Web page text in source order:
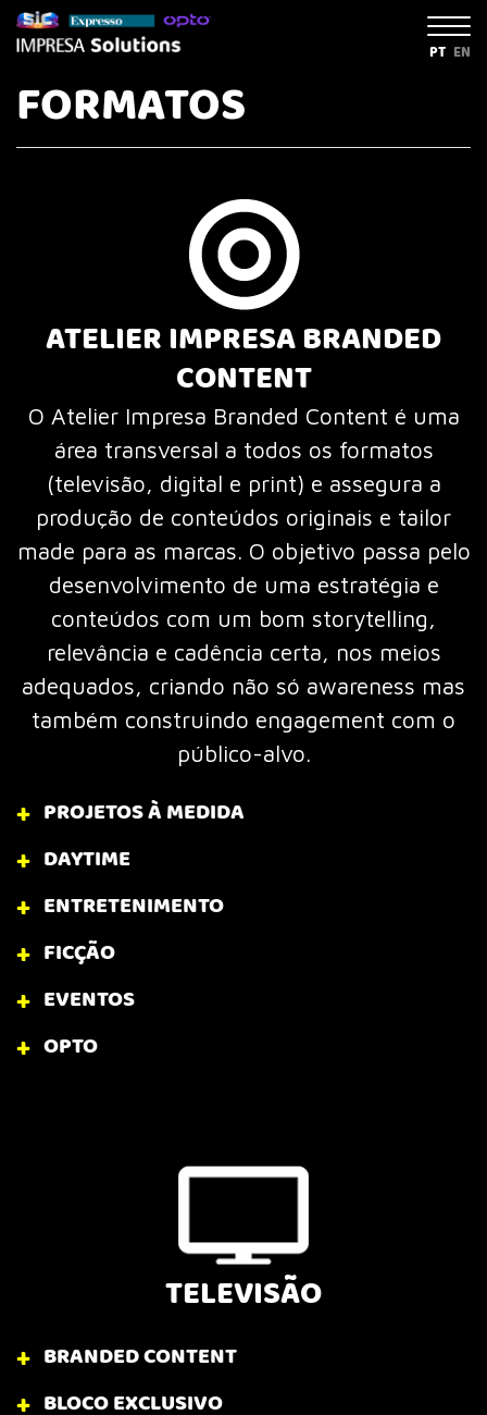
PT EN
FORMATOS
ATELIER IMPRESA BRANDED
CONTENT
O Atelier Impresa Branded Content é uma
área transversal a todos os formatos
(televisão, digital e print) e assegura a
produção de conteúdos originais e tailor
made para as marcas. O objetivo passa pelo
desenvolvimento de uma estratégia e
conteúdos com um bom storytelling,
relevância e cadência certa, nos meios
adequados, criando não só awareness mas
também construindo engagement com o
público-alvo.
PROJETOS À MEDIDA
DAYTIME
ENTRETENIMENTO
FICÇÃO
EVENTOS
OPTO
TELEVISÃO
BRANDED CONTENT
BLOCO EXCLUSIVO